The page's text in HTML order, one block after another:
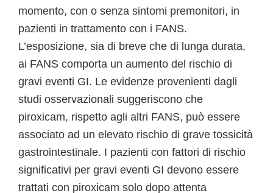
momento, con o senza sintomi premonitori, in
pazienti in trattamento con i FANS.
L’esposizione, sia di breve che di lunga durata,
ai FANS comporta un aumento del rischio di
gravi eventi GI. Le evidenze provenienti dagli
studi osservazionali suggeriscono che
piroxicam, rispetto agli altri FANS, può essere
associato ad un elevato rischio di grave tossicità
gastrointestinale. I pazienti con fattori di rischio
significativi per gravi eventi GI devono essere
trattati con piroxicam solo dopo attenta